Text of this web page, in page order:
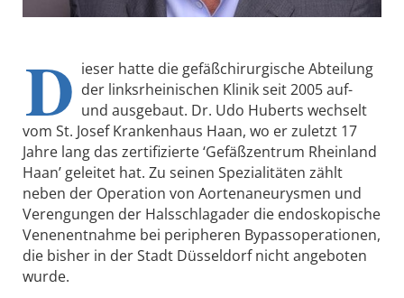
D ieser hatte die gefäßchirurgische Abteilung
der linksrheinischen Klinik seit 2005 auf-
und ausgebaut. Dr. Udo Huberts wechselt
vom St. Josef Krankenhaus Haan, wo er zuletzt 17
Jahre lang das zertifizierte ‘Gefäßzentrum Rheinland
Haan’ geleitet hat. Zu seinen Spezialitäten zählt
neben der Operation von Aortenaneurysmen und
Verengungen der Halsschlagader die endoskopische
Venenentnahme bei peripheren Bypassoperationen,
die bisher in der Stadt Düsseldorf nicht angeboten
wurde.